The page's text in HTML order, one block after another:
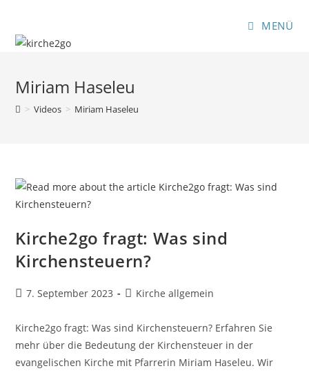
springen
MENÜ
Miriam Haseleu
> Videos > Miriam Haseleu
Kirche2go fragt: Was sind
Kirchensteuern?
Beitrag
7. September 2023
Beitrags-
Kirche allgemein
Kirche2go fragt: Was sind Kirchensteuern? Erfahren Sie
mehr über die Bedeutung der Kirchensteuer in der
evangelischen Kirche mit Pfarrerin Miriam Haseleu. Wir